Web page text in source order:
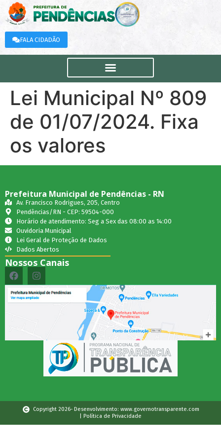
FALA CIDADÃO
Lei Municipal Nº 809
de 01/07/2024. Fixa
os valores
Prefeitura Municipal de Pendências - RN
Av. Francisco Rodrigues, 205, Centro
Pendências/RN - CEP: 59504-000
Horário de atendimento: Seg a Sex das 08:00 as 14:00
Ouvidoria Municipal
Lei Geral de Proteção de Dados
Dados Abertos
Nossos Canais
Copyright 2026- Desenvolvimento: www.governotransparente.com
| Política de Privacidade